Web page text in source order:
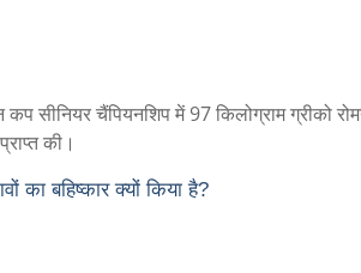
सीनियर चैंपियनशिप में 97 किलोग्राम ग्रीको
की।
का बहिष्कार क्यों किया है?